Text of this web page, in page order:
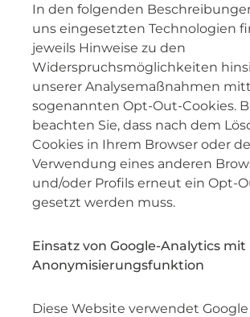
In den folgenden
uns eingesetzten Technologien
jeweils Hinweise zu den
Widerspruchsmöglichkeiten
unserer Analysemaßnahmen
sogenannten Opt-Out-Cookies.
beachten Sie, dass nach dem
Cookies in Ihrem Browser oder
Verwendung eines anderen
und/oder Profils erneut ein Opt-
gesetzt werden muss.
Einsatz von Google-Analytics mit
Anonymisierungsfunktion
Diese Website verwendet